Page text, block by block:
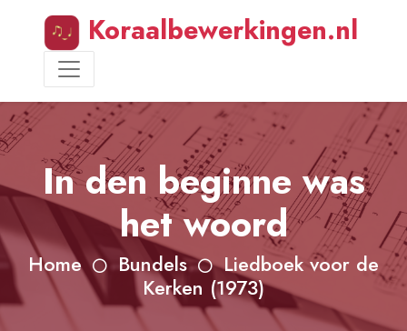
Koraalbewerkingen.nl
In den beginne was
het woord
Home Bundels
Liedboek voor de
Kerken (1973)